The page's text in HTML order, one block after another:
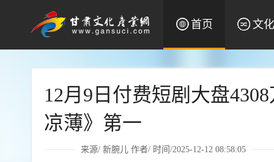
首页 文
12月9日付费短剧大盘
凉薄》第一
来源/ 新腕儿 作者/ 时间/2025-12-12 08:58:05